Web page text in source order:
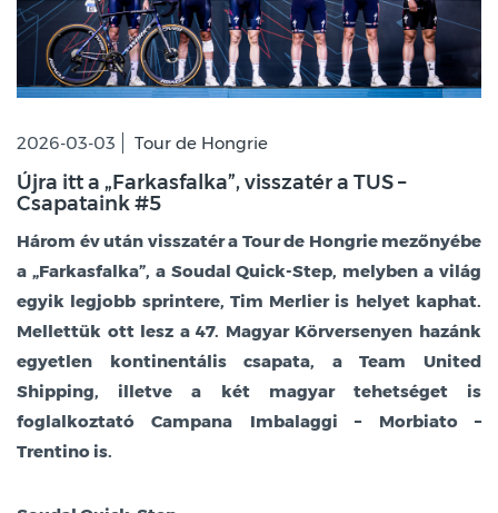
2026-03-03 Tour de Hongrie
Újra itt a „Farkasfalka”, visszatér a TUS –
Csapataink #5
Három év után visszatér a Tour de Hongrie mezőnyébe
a „Farkasfalka”, a Soudal Quick-Step, melyben a világ
egyik legjobb sprintere, Tim Merlier is helyet kaphat.
Mellettük ott lesz a 47. Magyar Körversenyen hazánk
egyetlen kontinentális csapata, a Team United
Shipping, illetve a két magyar tehetséget is
foglalkoztató Campana Imbalaggi – Morbiato –
Trentino is.